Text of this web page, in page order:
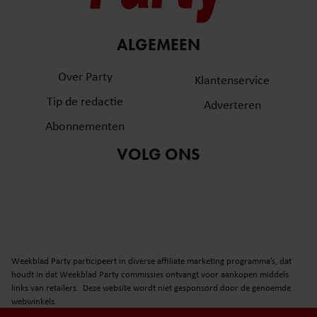
en om ons websiteverkeer te analyseren. Ook delen we
informatie over uw gebruik van onze site met onze
partners voor social media, adverteren en analyse. Deze
informatie die u aan ze heeft verstrekt of die ze hebben
gaat akkoord met onze cookies als u onze website blijft
gebruiken.
ALGEMEEN
Over Party
Tip de redactie
Abonnementen
Klantenservice
Adverteren
VOLG ONS
Weekblad Party participeert in diverse affiliate marketing programma’s, dat
houdt in dat Weekblad Party commissies ontvangt voor aankopen middels
links van retailers. Deze website wordt niet gesponsord door de genoemde
webwinkels.